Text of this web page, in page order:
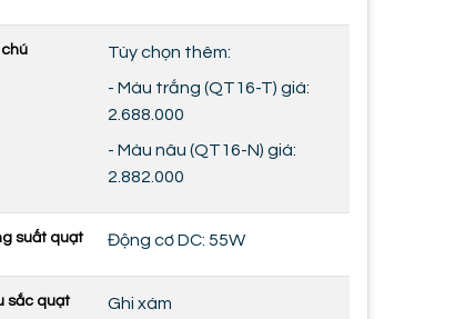
chú
Tùy chọn thêm:
- Màu trắng (QT16-T) giá:
2.688.000
- Màu nâu (QT16-N) giá:
2.882.000
suất quạt Động cơ DC: 55W
sắc quạt Ghi xám